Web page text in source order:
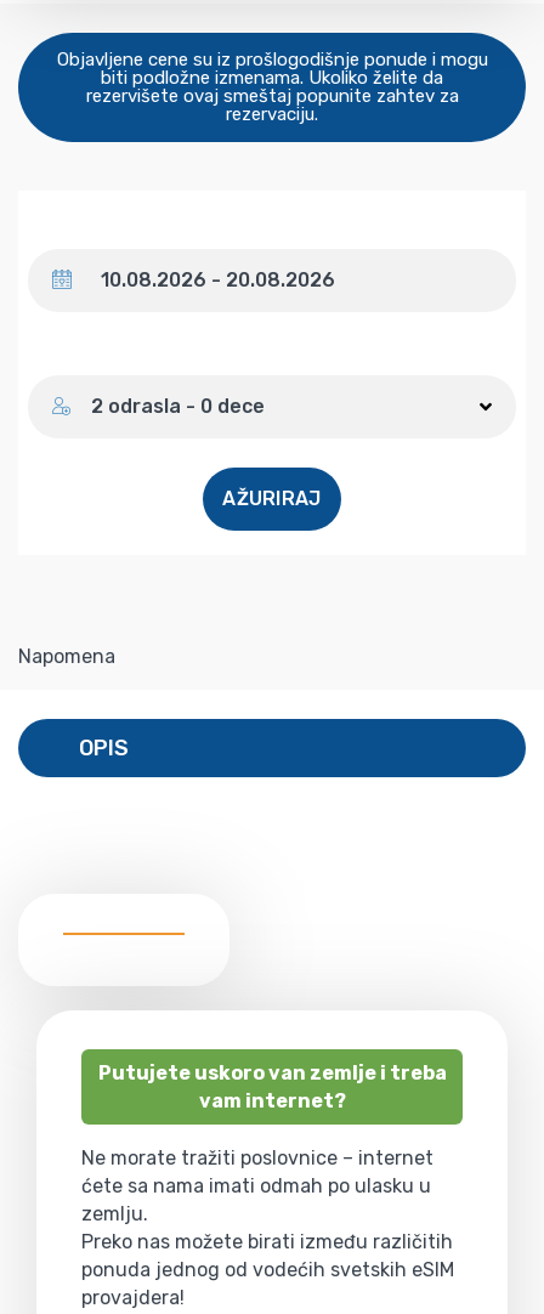
Objavljene cene su iz prošlogodišnje ponude i mogu
biti podložne izmenama. Ukoliko želite da
rezervišete ovaj smeštaj popunite zahtev za
rezervaciju.
2 odrasla - 0 dece
AŽURIRAJ
Napomena
OPIS
Putujete uskoro van zemlje i treba
vam internet?
Ne morate tražiti poslovnice – internet
ćete sa nama imati odmah po ulasku u
zemlju.
Preko nas možete birati između različitih
ponuda jednog od vodećih svetskih eSIM
provajdera!